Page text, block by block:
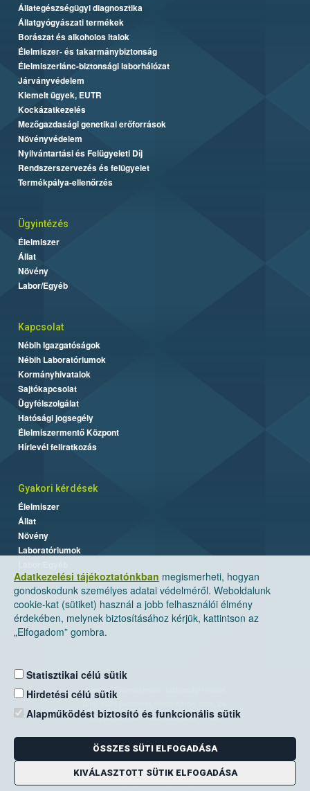
Adatkezelési tájékoztatónkban megismerheti, hogyan
gondoskodunk személyes adatai védelméről. Weboldalunk
cookie-kat (sütiket) használ a jobb felhasználói élmény
érdekében, melynek biztosításához kérjük, kattintson az
„Elfogadom” gombra.
Statisztikai célú sütik
Hirdetési célú sütik
Alapműködést biztosító és funkcionális sütik
ÖSSZES SÜTI ELFOGADÁSA
KIVÁLASZTOTT SÜTIK ELFOGADÁSA
Állategészségügyi diagnosztika
Állatgyógyászati termékek
Borászat és alkoholos italok
Élelmiszer- és takarmánybiztonság
Élelmiszerlánc-biztonsági laborhálózat
Járványvédelem
Kiemelt ügyek, EUTR
Kockázatkezelés
Mezőgazdasági genetikai erőforrások
Növényvédelem
Nyilvántartási és Felügyeleti Díj
Rendszerszervezés és felügyelet
Termékpálya-ellenőrzés
Ügyintézés
Élelmiszer
Állat
Növény
Labor/Egyéb
Kapcsolat
Nébih Igazgatóságok
Nébih Laboratóriumok
Kormányhivatalok
Sajtókapcsolat
Ügyfélszolgálat
Hatósági jogsegély
Élelmiszermentő Központ
Hírlevél feliratkozás
Gyakori kérdések
Élelmiszer
Állat
Növény
Laboratóriumok
Nemzeti Élelmiszerlánc-biztonsági Hivatal
Levelezési cím: 1525 Budapest. Pf. 30.
E-mail:ugyfelszolgalat@nebih.gov.hu
Zöld szám: 06-80/263-244
Telefon: 06-1/ 336-9000